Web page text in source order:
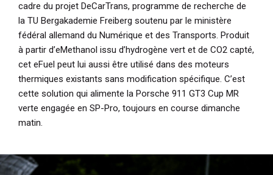
cadre du projet DeCarTrans, programme de recherche de
la TU Bergakademie Freiberg soutenu par le ministère
fédéral allemand du Numérique et des Transports. Produit
à partir d’eMethanol issu d’hydrogène vert et de CO2 capté,
cet eFuel peut lui aussi être utilisé dans des moteurs
thermiques existants sans modification spécifique. C’est
cette solution qui alimente la Porsche 911 GT3 Cup MR
verte engagée en SP-Pro, toujours en course dimanche
matin.